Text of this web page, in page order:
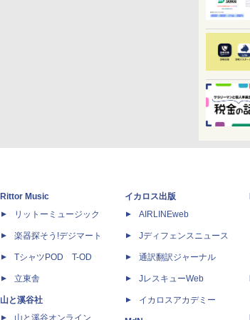
Rittor Music
リットーミュージック
楽器探そう!デジマート
TシャツPOD T-OD
立東舎
山と溪谷社
山と溪谷オンライン
イカロス出版
AIRLINEweb
Jディフェンスニュース
通訳翻訳ジャーナル
JレスキューWeb
イカロスアカデミー